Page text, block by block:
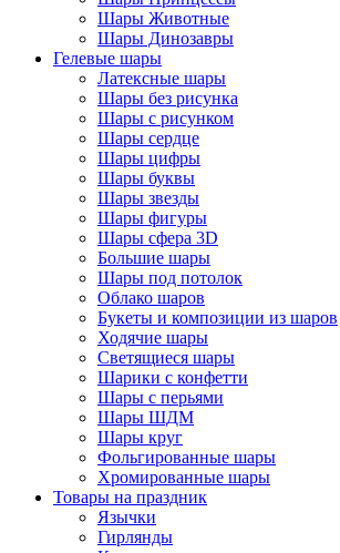
Шары Животные
Шары Динозавры
Гелевые шары
Латексные шары
Шары без рисунка
Шары с рисунком
Шары сердце
Шары цифры
Шары буквы
Шары звезды
Шары фигуры
Шары сфера 3D
Большие шары
Шары под потолок
Облако шаров
Букеты и композиции из шаров
Ходячие шары
Светящиеся шары
Шарики с конфетти
Шары с перьями
Шары ШДМ
Шары круг
Фольгированные шары
Хромированные шары
Товары на праздник
Язычки
Гирлянды